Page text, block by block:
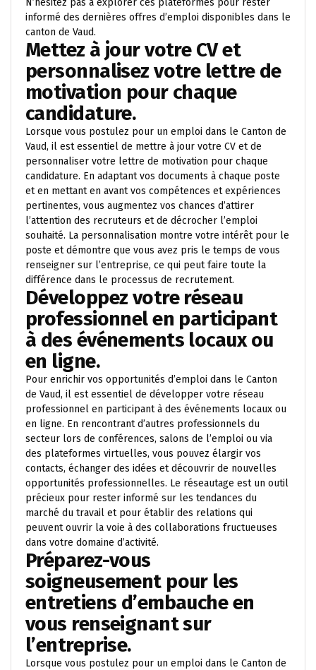
N’hésitez pas à explorer ces plateformes pour rester
informé des dernières offres d’emploi disponibles dans le
canton de Vaud.
Mettez à jour votre CV et
personnalisez votre lettre de
motivation pour chaque
candidature.
Lorsque vous postulez pour un emploi dans le Canton de
Vaud, il est essentiel de mettre à jour votre CV et de
personnaliser votre lettre de motivation pour chaque
candidature. En adaptant vos documents à chaque poste
et en mettant en avant vos compétences et expériences
pertinentes, vous augmentez vos chances d’attirer
l’attention des recruteurs et de décrocher l’emploi
souhaité. La personnalisation montre votre intérêt pour le
poste et démontre que vous avez pris le temps de vous
renseigner sur l’entreprise, ce qui peut faire toute la
différence dans le processus de recrutement.
Développez votre réseau
professionnel en participant
à des événements locaux ou
en ligne.
Pour enrichir vos opportunités d’emploi dans le Canton
de Vaud, il est essentiel de développer votre réseau
professionnel en participant à des événements locaux ou
en ligne. En rencontrant d’autres professionnels du
secteur lors de conférences, salons de l’emploi ou via
des plateformes virtuelles, vous pouvez élargir vos
contacts, échanger des idées et découvrir de nouvelles
opportunités professionnelles. Le réseautage est un outil
précieux pour rester informé sur les tendances du
marché du travail et pour établir des relations qui
peuvent ouvrir la voie à des collaborations fructueuses
dans votre domaine d’activité.
Préparez-vous
soigneusement pour les
entretiens d’embauche en
vous renseignant sur
l’entreprise.
Lorsque vous postulez pour un emploi dans le Canton de